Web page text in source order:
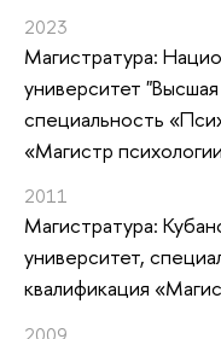
2023
Магистратура:
университет
специальность
«Магистр
2011
Магистратура:
университет,
квалификация